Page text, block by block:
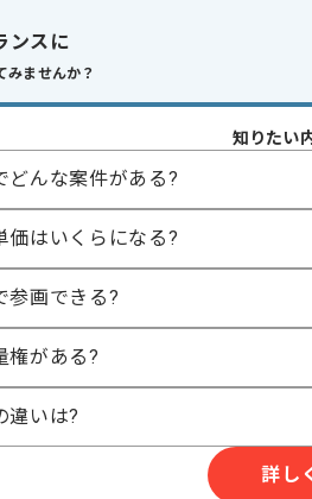
特徴
・現行機能調査経験
スキルに不安がある方へ
精算基準時間
支払いサイト
15日
ンスに
みませんか？
知りたい
どんな案件がある?
価はいくらになる?
参画できる?
権がある?
違いは?
詳し